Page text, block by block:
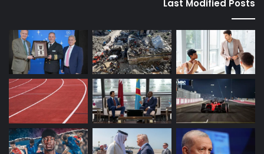
Last Modified Posts